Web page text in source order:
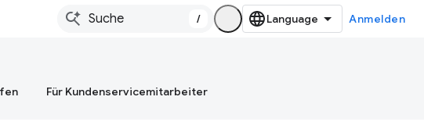
/ Anmelden
Für Kundenservicemitarbeiter